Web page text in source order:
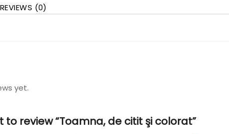
REVIEWS (0)
yet.
to review “Toamna, de citit şi colorat”